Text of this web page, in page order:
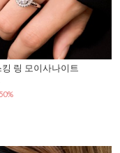
링 모이사나이트
50%